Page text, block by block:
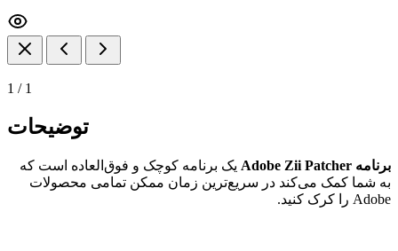
1 / 1
توضیحات
برنامه Adobe Zii Patcher
یک برنامه کوچک و فوق‌العاده است که
به شما کمک می‌کند در سریع‌ترین زمان ممکن تمامی محصولات
Adobe را کرک کنید.